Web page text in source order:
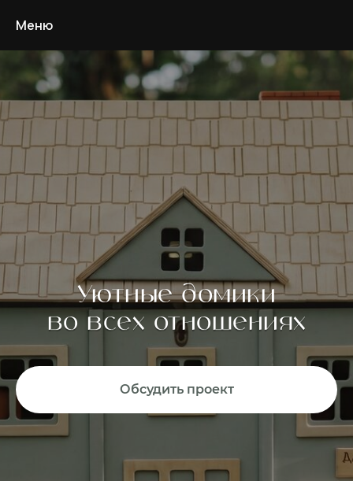
Меню
Уютные домики
во всех отношениях
Обсудить проект